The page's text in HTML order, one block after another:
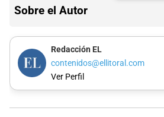
Sobre el Autor
Redacción EL
contenidos@ellitoral.com
Ver Perfil